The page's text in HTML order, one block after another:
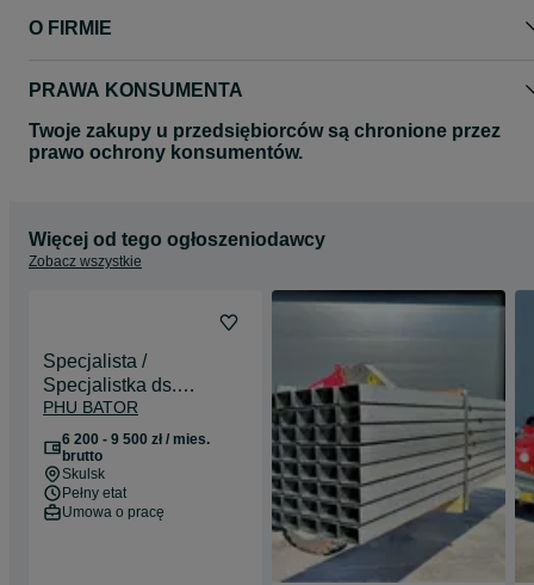
O FIRMIE
PRAWA KONSUMENTA
Twoje zakupy u przedsiębiorców są chronione przez
prawo ochrony konsumentów.
Więcej od tego ogłoszeniodawcy
Zobacz wszystkie
Specjalista /
Specjalistka ds.
administracyjno-
księgowych
PHU BATOR
6 200 - 9 500 zł / mies.
brutto
Skulsk
Pełny etat
Umowa o pracę